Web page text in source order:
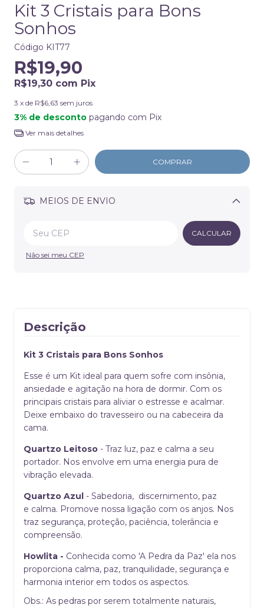
Kit 3 Cristais para Bons
Sonhos
Código KIT77
R$19,90
R$19,30 com Pix
3 x de R$6,63 sem juros
3% de desconto pagando com Pix
Ver mais detalhes
MEIOS DE ENVIO
Alterar CEP
CALCULAR
Não sei meu CEP
Descrição
Kit 3 Cristais para Bons Sonhos
Esse é um Kit ideal para quem sofre com insônia,
ansiedade e agitação na hora de dormir. Com os
principais cristais para aliviar o estresse e acalmar.
Deixe embaixo do travesseiro ou na cabeceira da
cama.
Quartzo Leitoso - Traz luz, paz e calma a seu
portador. Nos envolve em uma energia pura de
vibração elevada.
Quartzo Azul - Sabedoria, discernimento, paz
e calma. Promove nossa ligação com os anjos. Nos
traz segurança, proteção, paciência, tolerância e
compreensão.
Howlita - Conhecida como 'A Pedra da Paz' ela nos
proporciona calma, paz, tranquilidade, segurança e
harmonia interior em todos os aspectos.
Obs.: As pedras por serem totalmente naturais,